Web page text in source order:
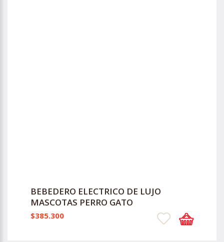
BEBEDERO ELECTRICO DE LUJO
MASCOTAS PERRO GATO
$385.300